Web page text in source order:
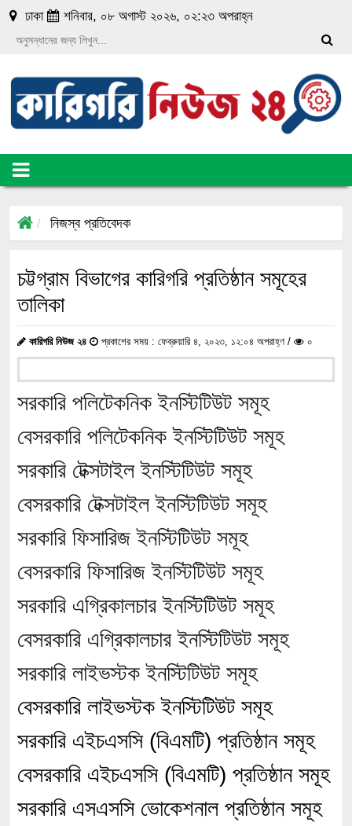
ঢাকা শনিবার, ০৮ অগাস্ট ২০২৬, ০২:২৩ অপরাহ্ন
নিজস্ব প্রতিবেদক
চট্টগ্রাম বিভাগের কারিগরি প্রতিষ্ঠান সমূহের
তালিকা
কারিগরি নিউজ ২৪ প্রকাশের সময় : ফেব্রুয়ারি ৪, ২০২৩, ১২:০৪ অপরাহ্ণ / ০
সরকারি পলিটেকনিক ইনস্টিটিউট সমূহ
বেসরকারি পলিটেকনিক ইনস্টিটিউট সমূহ
সরকারি টেক্সটাইল ইনস্টিটিউট সমূহ
বেসরকারি টেক্সটাইল ইনস্টিটিউট সমূহ
সরকারি ফিসারিজ ইনস্টিটিউট সমূহ
বেসরকারি ফিসারিজ ইনস্টিটিউট সমূহ
সরকারি এগ্রিকালচার ইনস্টিটিউট সমূহ
বেসরকারি এগ্রিকালচার ইনস্টিটিউট সমূহ
সরকারি লাইভস্টক ইনস্টিটিউট সমূহ
বেসরকারি লাইভস্টক ইনস্টিটিউট সমূহ
সরকারি এইচএসসি (বিএমটি) প্রতিষ্ঠান সমূহ
বেসরকারি এইচএসসি (বিএমটি) প্রতিষ্ঠান সমূহ
সরকারি এসএসসি ভোকেশনাল প্রতিষ্ঠান সমূহ